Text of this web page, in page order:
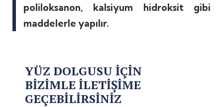
poliloksanon, kalsiyum hidroksit gibi
maddelerle yapılır.
YÜZ DOLGUSU İÇİN
BİZİMLE İLETİŞİME
GEÇEBİLİRSİNİZ